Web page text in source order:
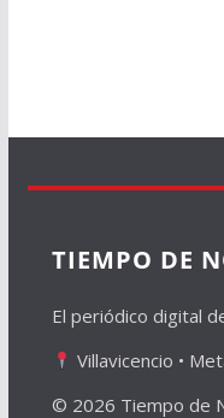
TIEMPO DE
El periódico digital
Villavicencio •
© 2026 Tiempo de